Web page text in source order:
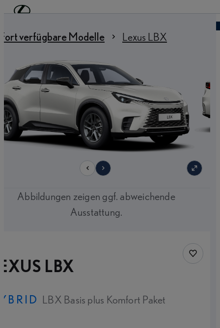
Zum Hauptinhalt springen
verfügbare Modelle Lexus LBX
Abbildungen zeigen ggf. abweichende
Ausstattung.
LBX
LBX Basis plus Komfort Paket